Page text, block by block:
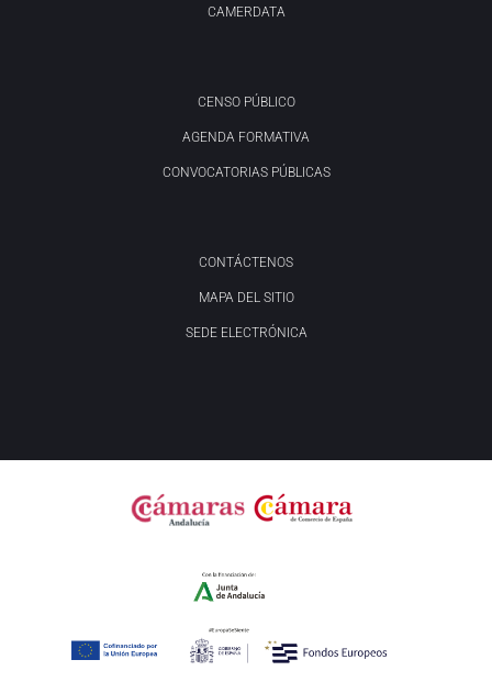
CAMERDATA
CENSO PÚBLICO
AGENDA FORMATIVA
CONVOCATORIAS PÚBLICAS
CONTÁCTENOS
MAPA DEL SITIO
SEDE ELECTRÓNICA